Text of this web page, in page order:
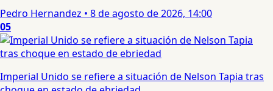
Pedro Hernandez • 8 de agosto de 2026, 14:00
05
Imperial Unido se refiere a situación de Nelson Tapia tras